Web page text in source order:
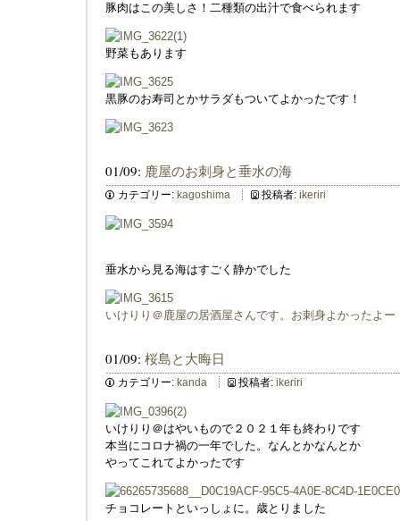
豚肉はこの美しさ！二種類の出汁で食べられます
野菜もあります
黒豚のお寿司とかサラダもついてよかったです！
01/09: 鹿屋のお刺身と垂水の海
カテゴリー: kagoshima 投稿者: ikeriri
垂水から見る海はすごく静かでした
いけりり＠鹿屋の居酒屋さんです。お刺身よかったよー
01/09: 桜島と大晦日
カテゴリー: kanda 投稿者: ikeriri
いけりり＠はやいもので２０２１年も終わりです
本当にコロナ禍の一年でした。なんとかなんとか
やってこれてよかったです
チョコレートといっしょに。歳とりました